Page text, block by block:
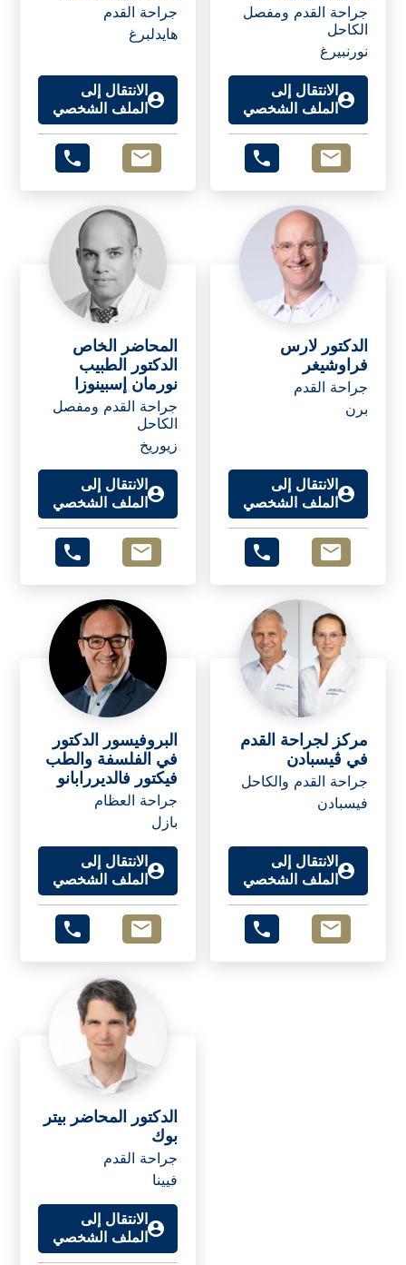
جراحة القدم
هايدلبرغ
الانتقال إلى
الملف الشخصي
جراحة القدم ومفصل
الكاحل
نورنبيرغ
الانتقال إلى
الملف الشخصي
المحاضر الخاص
الدكتور الطبيب
نورمان إسبينوزا
جراحة القدم ومفصل
الكاحل
زيوريخ
الانتقال إلى
الملف الشخصي
الدكتور لارس
فراوشيغر
جراحة القدم
برن
الانتقال إلى
الملف الشخصي
البروفيسور الدكتور
في الفلسفة والطب
فيكتور فالديررابانو
جراحة العظام
بازل
الانتقال إلى
الملف الشخصي
مركز لجراحة القدم
في ڤيسبادن
جراحة القدم والكاحل
فيسبادن
الانتقال إلى
الملف الشخصي
الدكتور المحاضر بيتر
بوك
جراحة القدم
فيينا
الانتقال إلى
الملف الشخصي